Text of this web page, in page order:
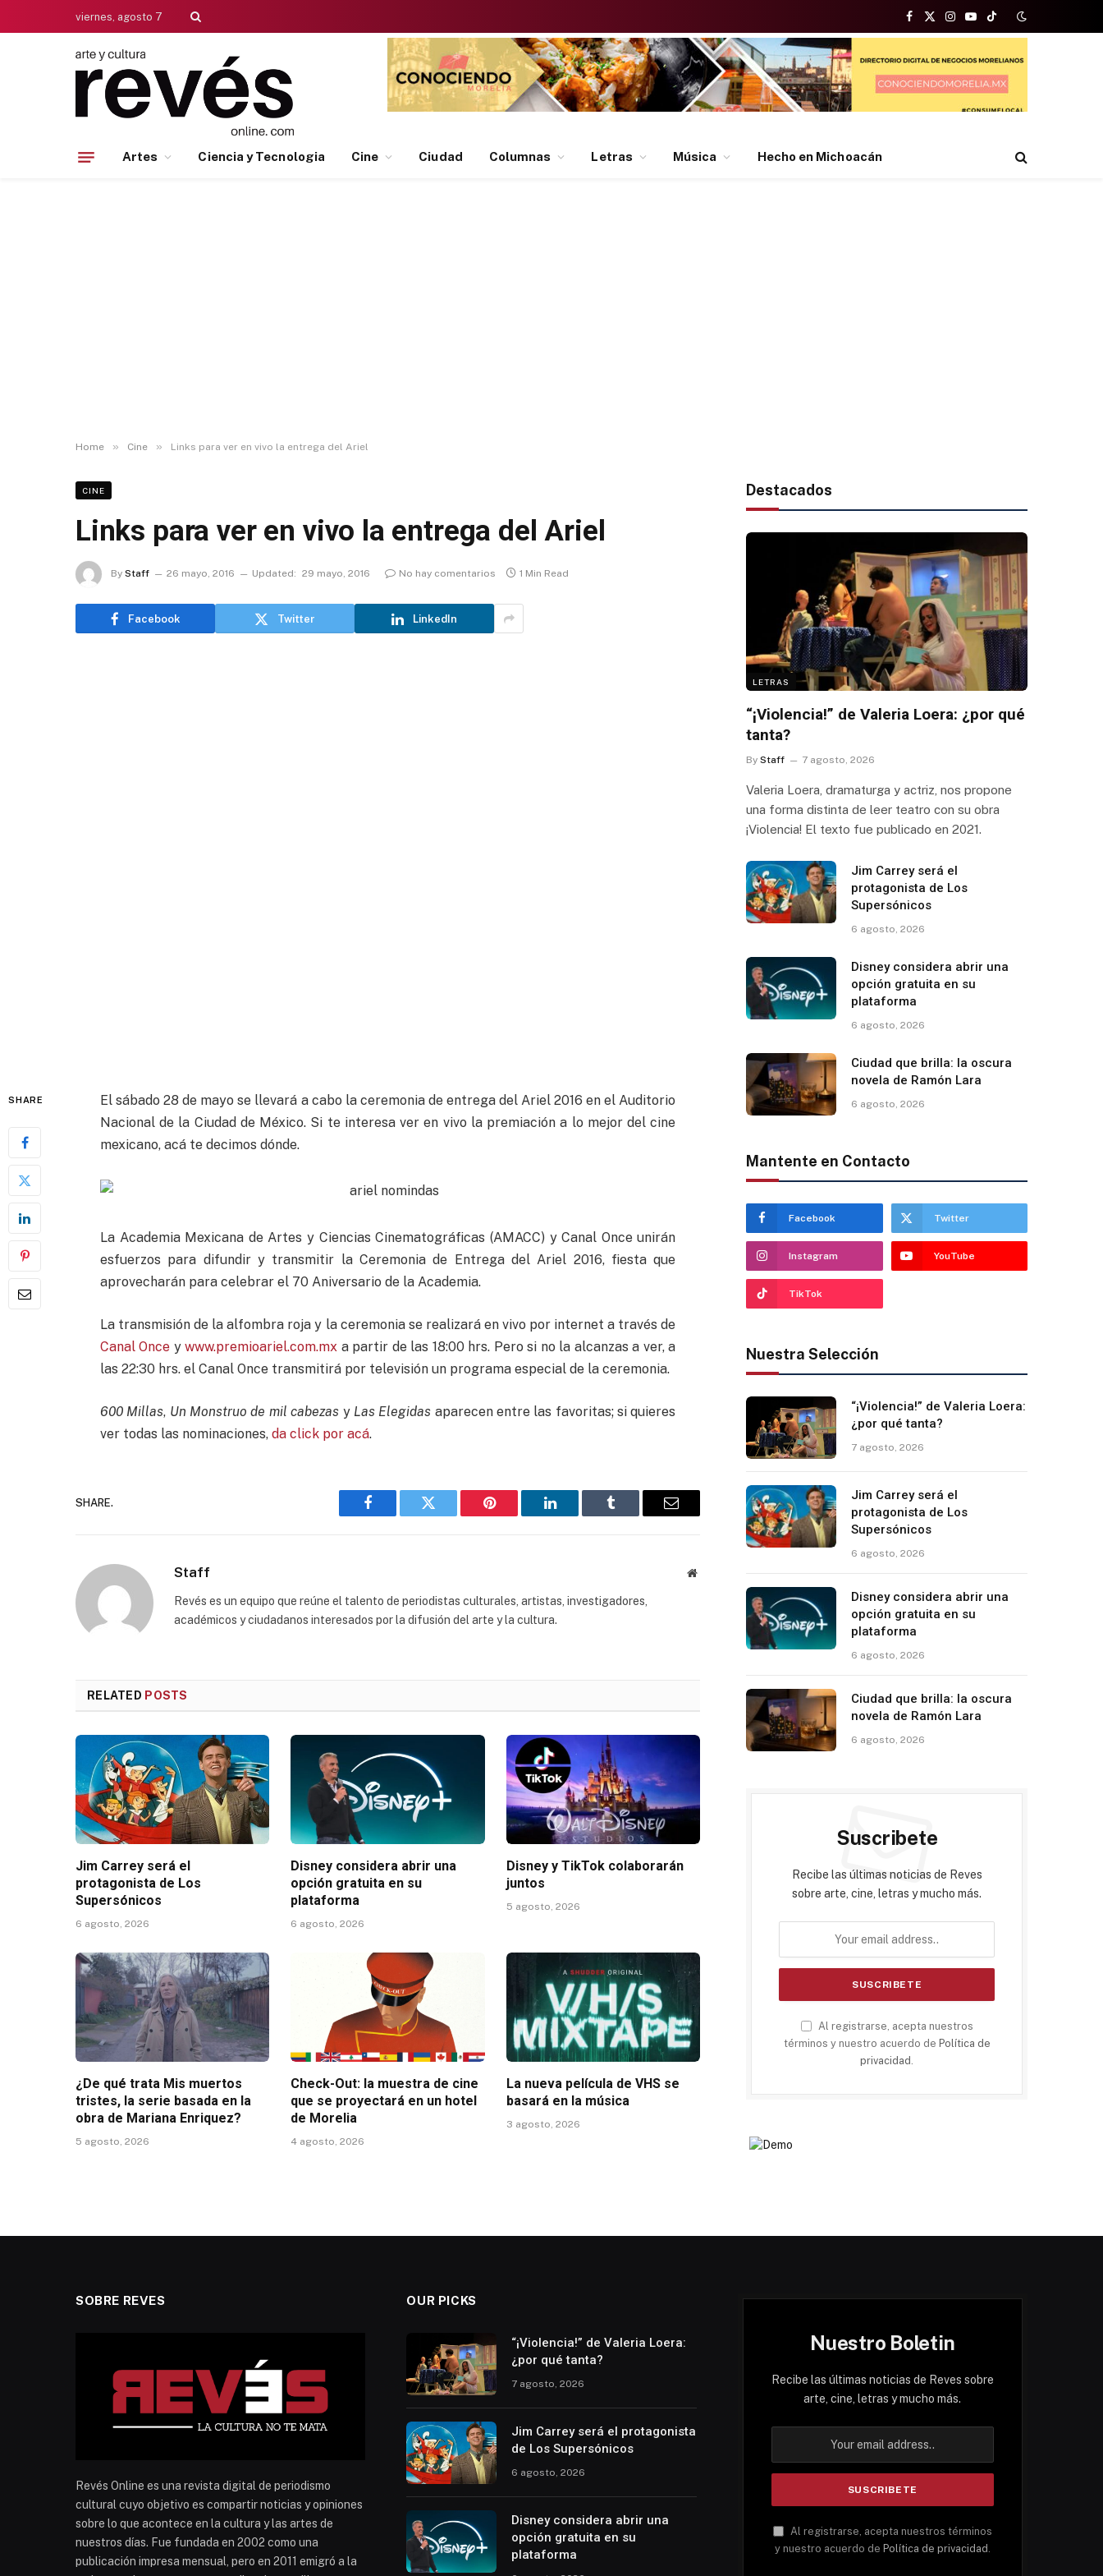
viernes, agosto 7
Facebook
X
(Twitter)
Instagram
YouTubeTikTok
Artes Ciencia y Tecnologia Cine Ciudad Columnas Letras Música Hecho en Michoacán
Home » Cine » Links para ver en vivo la entrega del Ariel
CINE
Links para ver en vivo la entrega del Ariel
By Staff 26 mayo, 2016 Updated: 29 mayo, 2016 No hay comentarios 1 Min Read
Facebook Twitter LinkedIn
SHARE
El sábado 28 de mayo se llevará a cabo la ceremonia de entrega del Ariel 2016 en el Auditorio
Nacional de la Ciudad de México. Si te interesa ver en vivo la premiación a lo mejor del cine
mexicano, acá te decimos dónde.
La Academia Mexicana de Artes y Ciencias Cinematográficas (AMACC) y Canal Once unirán
esfuerzos para difundir y transmitir la Ceremonia de Entrega del Ariel 2016, fiesta que
aprovecharán para celebrar el 70 Aniversario de la Academia.
La transmisión de la alfombra roja y la ceremonia se realizará en vivo por internet a través de
Canal Once ywww.premioariel.com.mx a partir de las 18:00 hrs. Pero si no la alcanzas a ver, a
las 22:30 hrs. el Canal Once transmitirá por televisión un programa especial de la ceremonia.
600 Millas, Un Monstruo de mil cabezas y Las Elegidas aparecen entre las favoritas; si quieres
ver todas las nominaciones, da click por acá.
SHARE.
Facebook Twitter Pinterest LinkedIn Tumblr Email
Staff Website
Revés es un equipo que reúne el talento de periodistas culturales, artistas, investigadores,
académicos y ciudadanos interesados por la difusión del arte y la cultura.
RELATED POSTS
Jim Carrey será el
protagonista de Los
Supersónicos
6 agosto, 2026
Disney considera abrir una
opción gratuita en su
plataforma
6 agosto, 2026
Disney y TikTok colaborarán
juntos
5 agosto, 2026
¿De qué trata Mis muertos
tristes, la serie basada en la
obra de Mariana Enriquez?
5 agosto, 2026
Check-Out: la muestra de cine
que se proyectará en un hotel
de Morelia
4 agosto, 2026
La nueva película de VHS se
basará en la música
3 agosto, 2026
Destacados
LETRAS
“¡Violencia!” de Valeria Loera: ¿por qué
tanta?
By Staff 7 agosto, 2026
Valeria Loera, dramaturga y actriz, nos propone
una forma distinta de leer teatro con su obra
¡Violencia! El texto fue publicado en 2021.
Jim Carrey será el
protagonista de Los
Supersónicos
6 agosto, 2026
Disney considera abrir una
opción gratuita en su
plataforma
6 agosto, 2026
Ciudad que brilla: la oscura
novela de Ramón Lara
6 agosto, 2026
Mantente en Contacto
Facebook Twitter
Instagram YouTube
TikTok
Nuestra Selección
“¡Violencia!” de Valeria Loera:
¿por qué tanta?
7 agosto, 2026
Jim Carrey será el
protagonista de Los
Supersónicos
6 agosto, 2026
Disney considera abrir una
opción gratuita en su
plataforma
6 agosto, 2026
Ciudad que brilla: la oscura
novela de Ramón Lara
6 agosto, 2026
Suscribete
Recibe las últimas noticias de Reves
sobre arte, cine, letras y mucho más.
Al registrarse, acepta nuestros
términos y nuestro acuerdo de Política de
privacidad
SOBRE REVES
Revés Online es una revista digital de periodismo
cultural cuyo objetivo es compartir noticias y opiniones
sobre lo que acontece en la cultura y las artes de
nuestros días. Fue fundada en 2002 como una
publicación impresa mensual, pero en 2011 emigró a la
OUR PICKS
“¡Violencia!” de Valeria Loera:
¿por qué tanta?
7 agosto, 2026
Jim Carrey será el protagonista
de Los Supersónicos
6 agosto, 2026
Disney considera abrir una
opción gratuita en su
plataforma
Nuestro Boletin
Recibe las últimas noticias de Reves sobre
arte, cine, letras y mucho más.
Al registrarse, acepta nuestros términos
y nuestro acuerdo de Política de privacidad